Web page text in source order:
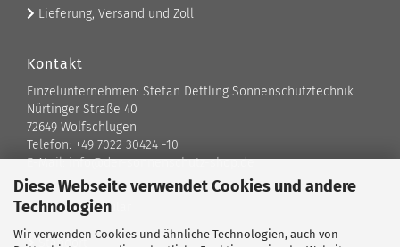
Diese Webseite verwendet Cookies und andere
Technologien
Wir verwenden Cookies und ähnliche Technologien, auch von
Lieferung, Versand und Zoll
Kontakt
Einzelunternehmen: Stefan Dettling Sonnenschutztechnik
Nürtinger Straße 40
72649 Wolfschlugen
Telefon: +49 7022 30424 -10
E-Mail: info@der-sonnenschutz-shop.de
Kontaktformular
Standort